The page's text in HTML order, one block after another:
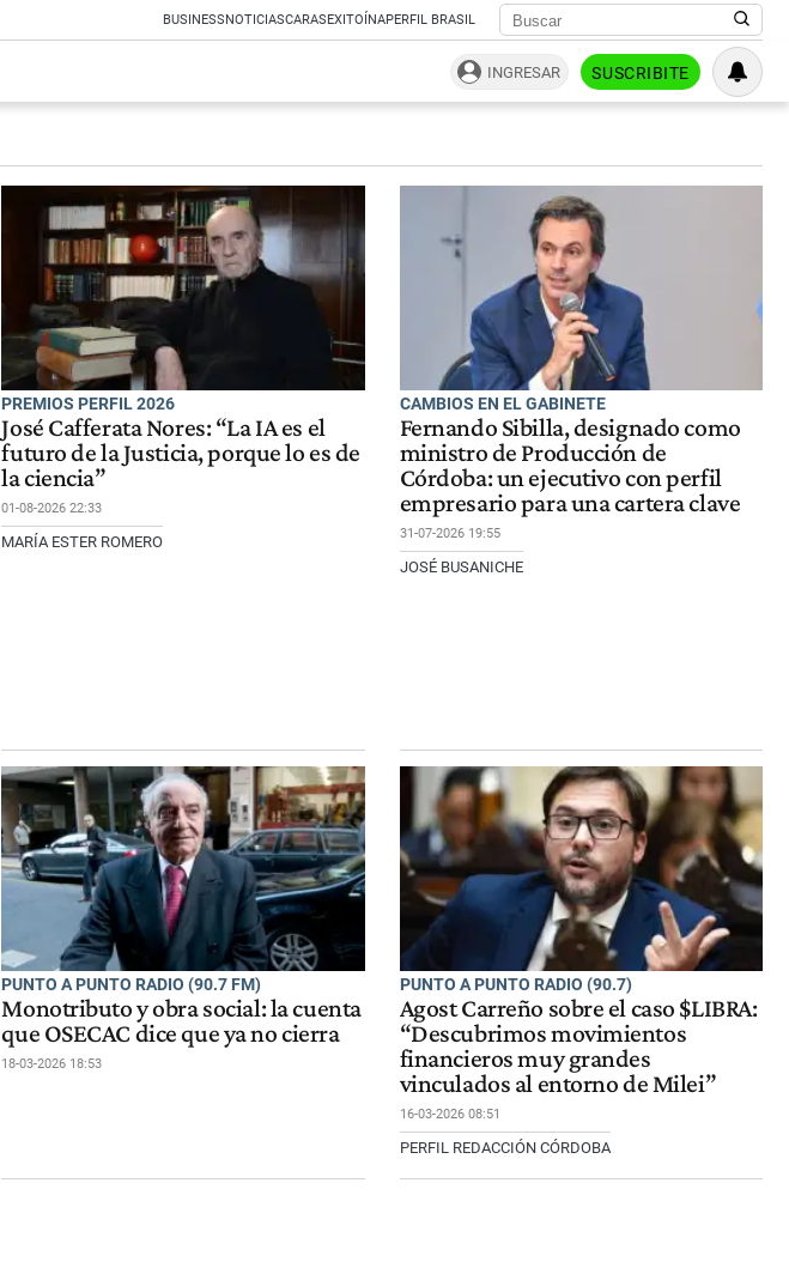
BUSINESSNOTICIASCARASEXITOÍNAPERFIL BRASIL
INGRESAR SUSCRIBITE
PREMIOS PERFIL 2026
José Cafferata Nores: “La IA es el
futuro de la Justicia, porque lo es de
la ciencia”
01-08-2026 22:33
MARÍA ESTER ROMERO
CAMBIOS EN EL GABINETE
Fernando Sibilla, designado como
ministro de Producción de
Córdoba: un ejecutivo con perfil
empresario para una cartera clave
31-07-2026 19:55
JOSÉ BUSANICHE
PUNTO A PUNTO RADIO (90.7 FM)
Monotributo y obra social: la cuenta
que OSECAC dice que ya no cierra
18-03-2026 18:53
PUNTO A PUNTO RADIO (90.7)
Agost Carreño sobre el caso $LIBRA:
“Descubrimos movimientos
financieros muy grandes
vinculados al entorno de Milei”
16-03-2026 08:51
PERFIL REDACCIÓN CÓRDOBA